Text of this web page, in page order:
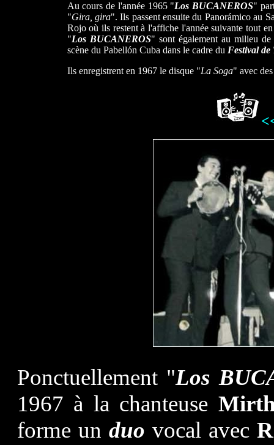
Au cours de l'année 1965 "Los BUCANEROS"
"Gira, gira". Ils passent ensuite du Panorámico au
Rojo où ils restent à l'affiche l'année suivante tout
"Los BUCANEROS" sont également au milieu
scène du Pabellón Cuba dans le cadre du Festival
Ils enregistrent en 1967 le disque "La Soga" avec
Ponctuellement "Los
1967 à la chanteuse
forme un duo vocal avec